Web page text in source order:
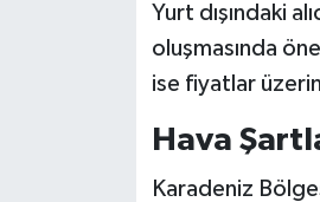
Yurt dışındaki
oluşmasında
ise fiyatlar
Hava
Karadeniz